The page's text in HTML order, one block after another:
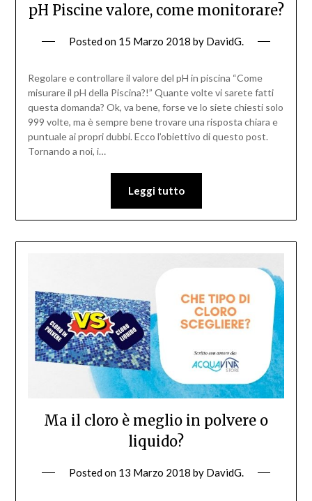
pH Piscine valore, come monitorare?
Posted on 15 Marzo 2018 by DavidG.
Regolare e controllare il valore del pH in piscina “Come
misurare il pH della Piscina?!” Quante volte vi sarete fatti
questa domanda? Ok, va bene, forse ve lo siete chiesti solo
999 volte, ma è sempre bene trovare una risposta chiara e
puntuale ai propri dubbi. Ecco l’obiettivo di questo post.
Tornando a noi, i…
Leggi tutto
Ma il cloro è meglio in polvere o
liquido?
Posted on 13 Marzo 2018 by DavidG.